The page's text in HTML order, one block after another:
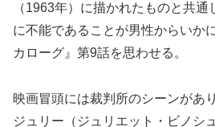
（1963年）に描かれたものと共
に不能であることが男性からいか
カローグ』第9話を思わせる。
映画冒頭には裁判所のシーンがあ
ジュリー（ジュリエット・ビノシ